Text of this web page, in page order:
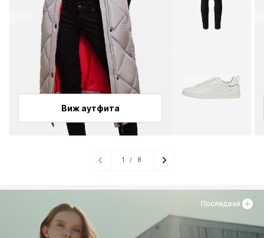
Виж аутфита
1 / 8
Последвай